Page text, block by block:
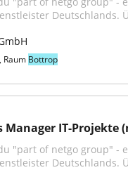
Deutschlands.
Raum Bottrop
Manager IT-Projekte
"part of netgo group" -
Deutschlands.